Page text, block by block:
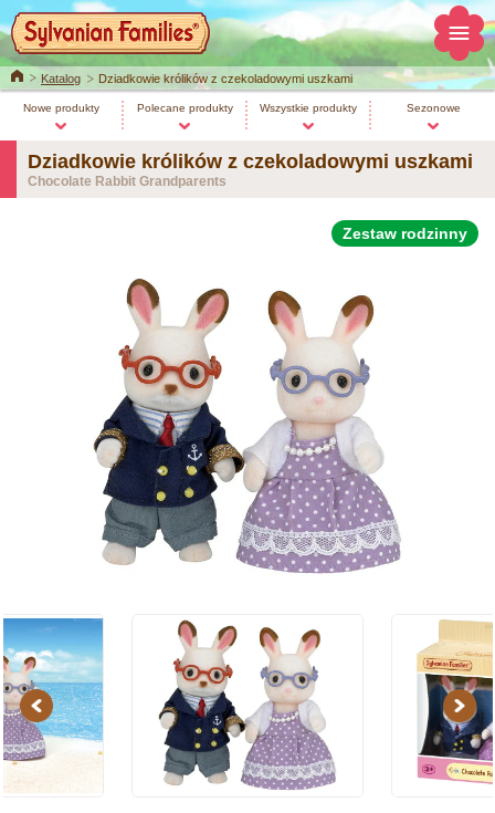
HomeKatalog Dziadkowie królików z czekoladowymi uszkami
Nowe produkty Polecane produkty Wszystkie produkty Sezonowe
Dziadkowie królików z czekoladowymi uszkami
Chocolate Rabbit Grandparents
Zestaw rodzinny
Previous Next